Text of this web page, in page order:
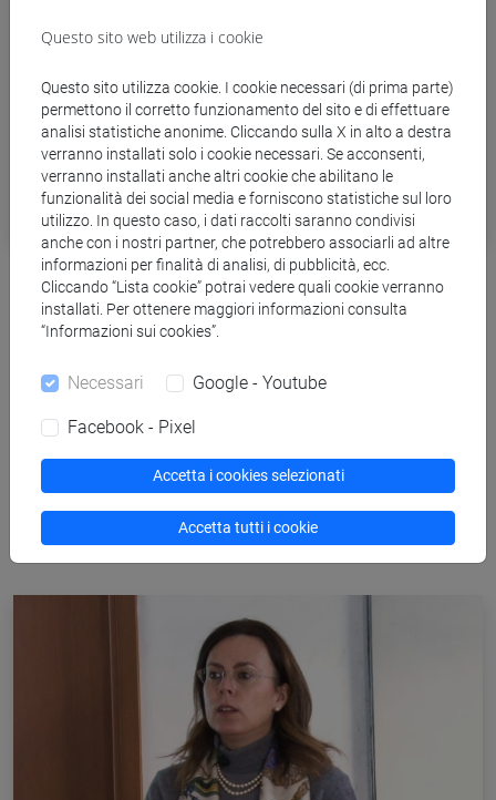
Nuovo CLab sulla comunicazione
interculturale in collaborazione con D&G
mondo del lusso e della moda: fino al 9 maggio 2023 è
possibile candidarsi a “DG Cross-Cultural Awareness &
collaborazione con la maison italiana Dolce&Gabbana.
Questo sito web utilizza i cookie
Questo sito utilizza cookie. I cookie necessari (di prima parte)
permettono il corretto funzionamento del sito e di effettuare
analisi statistiche anonime. Cliccando sulla X in alto a destra
verranno installati solo i cookie necessari. Se acconsenti,
verranno installati anche altri cookie che abilitano le
funzionalità dei social media e forniscono statistiche sul loro
utilizzo. In questo caso, i dati raccolti saranno condivisi
anche con i nostri partner, che potrebbero associarli ad altre
informazioni per finalità di analisi, di pubblicità, ecc.
Cliccando “Lista cookie” potrai vedere quali cookie verranno
installati. Per ottenere maggiori informazioni consulta
“Informazioni sui cookies”.
Necessari Google - Youtube
Facebook - Pixel
Accetta i cookies selezionati
Accetta tutti i cookie